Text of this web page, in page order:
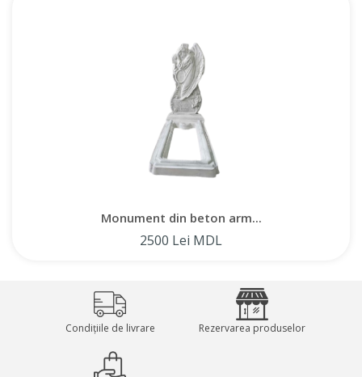
Piatra funerară are o nișă ovală convenabilă pentru un
portret și un spațiu dreptunghiular pentru o placă cu
informațiile personale ale defunctului. Puteți achiziționa
acest tip de piatră funerară pentru a vă exprima durerea
profundă și respectul față de defunct. Oferim pietre funerare
din beton armat de înaltă calitate direct de la producător la
Monument din beton arm...
2500 Lei MDL
Condițiile de livrare Rezervarea produselor